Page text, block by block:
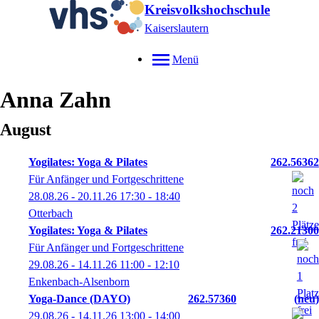
Kreisvolkshochschule
Kaiserslautern
Menü
Anna Zahn
August
Yogilates: Yoga & Pilates
262.56362
Für Anfänger und Fortgeschrittene
28.08.26 - 20.11.26 17:30 - 18:40
Otterbach
Yogilates: Yoga & Pilates
262.21300
Für Anfänger und Fortgeschrittene
29.08.26 - 14.11.26 11:00 - 12:10
Enkenbach-Alsenborn
Yoga-Dance (DAYO)
262.57360
neu
29.08.26 - 14.11.26 13:00 - 14:00